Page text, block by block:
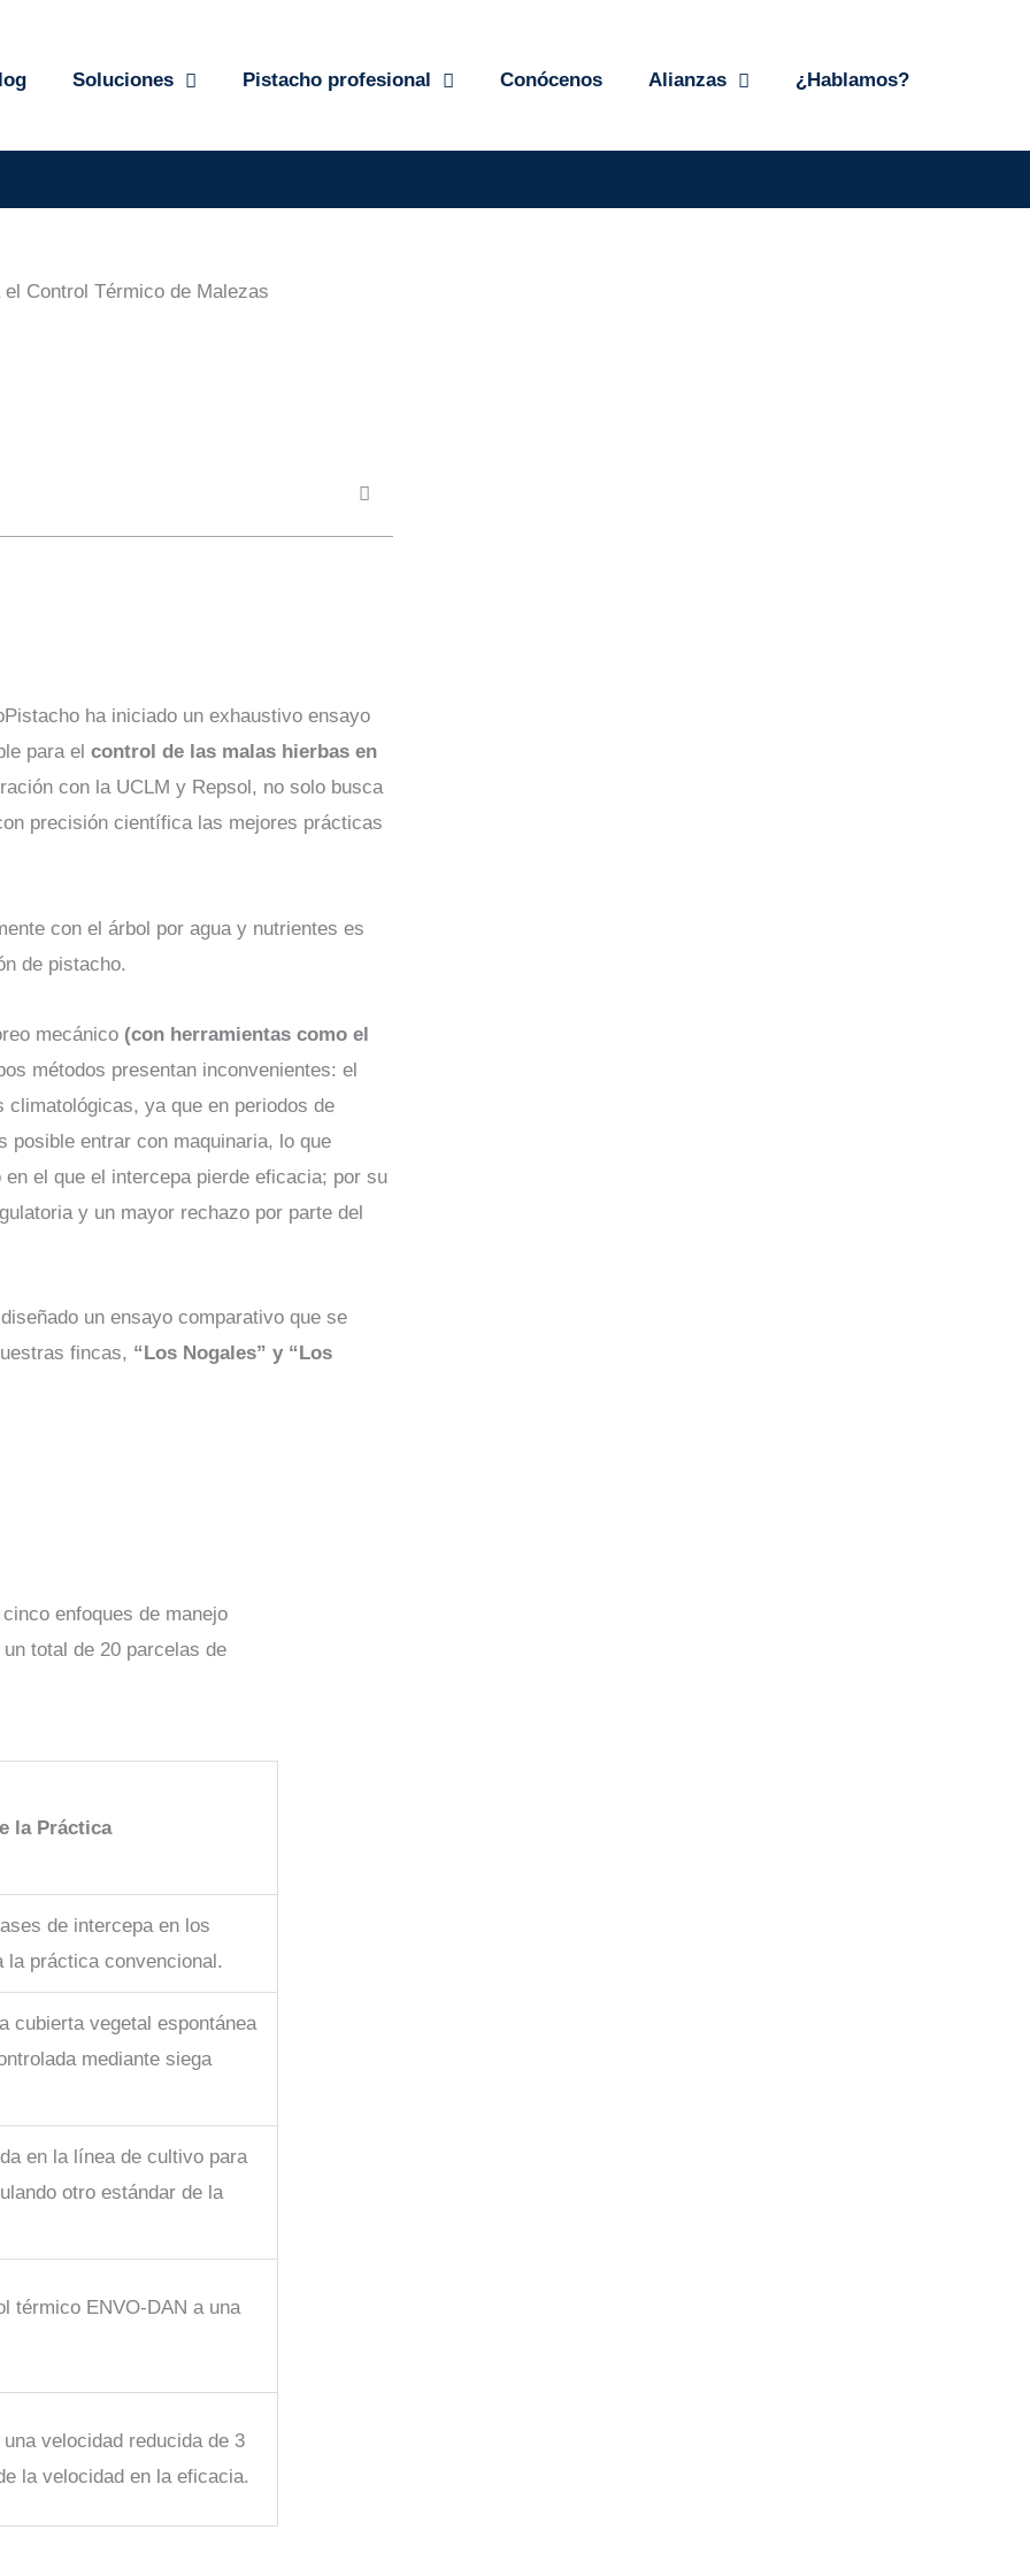
Soluciones Pistacho profesional Conócenos Alianzas ¿Hablamos?
Control Térmico de Malezas
ha iniciado un exhaustivo ensayo
para el control de las malas hierbas en
con la UCLM y Repsol, no solo busca
precisión científica las mejores prácticas
con el árbol por agua y nutrientes es
de pistacho.
mecánico (con herramientas como el
métodos presentan inconvenientes: el
ya que en periodos de
posible entrar con maquinaria, lo que
el que el intercepa pierde eficacia; por su
y un mayor rechazo por parte del
un ensayo comparativo que se
fincas, “Los Nogales” y “Los
enfoques de manejo
total de 20 parcelas de
la Práctica
de intercepa en los
la práctica convencional.
cubierta vegetal espontánea
mediante siega
en la línea de cultivo para
otro estándar de la
térmico ENVO-DAN a una
velocidad reducida de 3
la velocidad en la eficacia.